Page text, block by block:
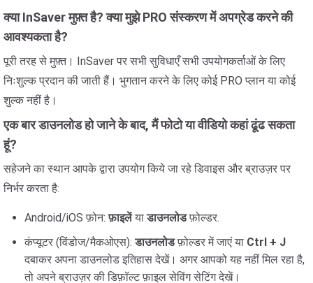
क्या InSaver मुफ़्त है? क्या मुझे PRO संस्करण में अपग्रेड करने की
आवश्यकता है?
पूरी तरह से मुफ़्त। InSaver पर सभी सुविधाएँ सभी उपयोगकर्ताओं के लिए
निःशुल्क प्रदान की जाती हैं। भुगतान करने के लिए कोई PRO प्लान या कोई
शुल्क नहीं है।
एक बार डाउनलोड हो जाने के बाद, मैं फोटो या वीडियो कहां ढूंढ सकता
हूं?
सहेजने का स्थान आपके द्वारा उपयोग किये जा रहे डिवाइस और ब्राउज़र पर
निर्भर करता है:
Android/iOS फ़ोन:फ़ाइलेंयाडाउनलोडफ़ोल्डर.
कंप्यूटर (विंडोज/मैकओएस):डाउनलोडफ़ोल्डर में जाएं या Ctrl + J
दबाकर अपना डाउनलोड इतिहास देखें। अगर आपको यह नहीं मिल रहा है,
तो अपने ब्राउज़र की डिफ़ॉल्ट फ़ाइल सेविंग सेटिंग देखें।